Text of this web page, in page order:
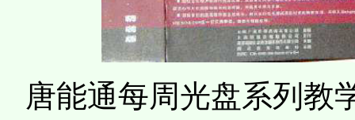
唐能通每周光盘系列教